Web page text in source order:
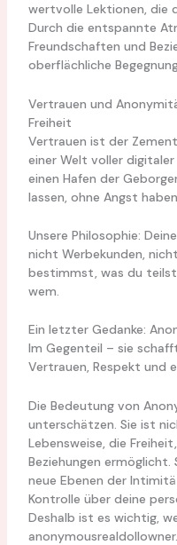
wertvolle Lektionen, die
Durch die entspannte
Freundschaften und
oberflächliche
Vertrauen und
Freiheit
Vertrauen ist der
einer Welt voller
einen Hafen der
lassen, ohne Angst
Unsere Philosophie:
nicht Werbekunden,
bestimmst, was du
wem.
Ein letzter Gedanke:
Im Gegenteil – sie
Vertrauen, Respekt und
Die Bedeutung von
unterschätzen. Sie ist
Lebensweise, die
Beziehungen
neue Ebenen der
Kontrolle über deine
Deshalb ist es wichtig,